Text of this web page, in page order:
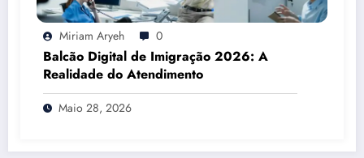
Miriam Aryeh 0
Balcão Digital de Imigração 2026: A
Realidade do Atendimento
Maio 28, 2026